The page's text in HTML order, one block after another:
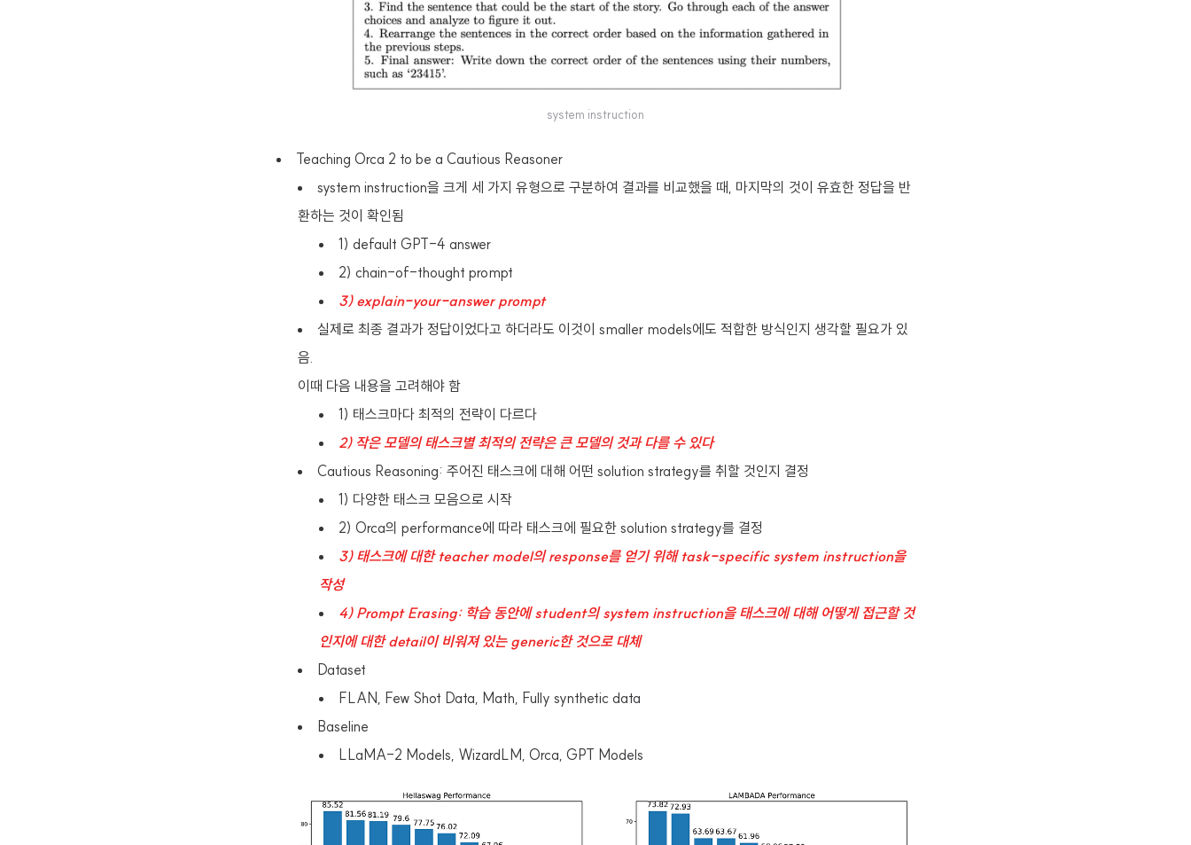
system instruction
Teaching Orca 2 to be a Cautious Reasoner
system instruction을 크게 세 가지 유형으로 구분하여 결과를 비교했을 때, 마지막의 것이 유효한 정답을 반
환하는 것이 확인됨
1) default GPT-4 answer
2) chain-of-thought prompt
3) explain-your-answer prompt
실제로 최종 결과가 정답이었다고 하더라도 이것이 smaller models에도 적합한 방식인지 생각할 필요가 있
음.
이때 다음 내용을 고려해야 함
1) 태스크마다 최적의 전략이 다르다
2) 작은 모델의 태스크별 최적의 전략은 큰 모델의 것과 다를 수 있다
Cautious Reasoning: 주어진 태스크에 대해 어떤 solution strategy를 취할 것인지 결정
1) 다양한 태스크 모음으로 시작
2) Orca의 performance에 따라 태스크에 필요한 solution strategy를 결정
3) 태스크에 대한 teacher model의 response를 얻기 위해 task-specific system instruction을
작성
4) Prompt Erasing: 학습 동안에 student의 system instruction을 태스크에 대해 어떻게 접근할 것
인지에 대한 detail이 비워져 있는 generic한 것으로 대체
Dataset
FLAN, Few Shot Data, Math, Fully synthetic data
Baseline
LLaMA-2 Models, WizardLM, Orca, GPT Models